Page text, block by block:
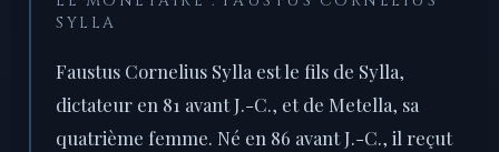
SYLLA
Faustus Cornelius Sylla est le fils de Sylla,
dictateur en 81 avant J.-C., et de Metella, sa
quatrième femme. Né en 86 avant J.-C., il reçut